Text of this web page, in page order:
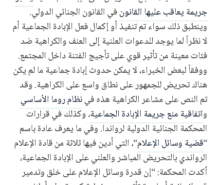
جريمة يعاقب عليها القانونفي القانون الجنائي الدولي.
وينطبق ذلك سواء تم تنفيذ أو إكمال فعل الإبادة الجماعية أم
لا نظراً لما يوجد للدعوات العلنية إلى العنف والكراهية ضد
فئات معينة من تأثير قوي على تأجيج الفتنة داخل المجتمع.
ووفقاً لبعض الخبراء، لا يمكن حدوث إبادة جماعية ما لم يكن
هناك تحريض للجمهور على نطاق واسع على الكراهية. وقد
تم النص على مشاعر الكراهية هذه فينظام روما الأساسي
واتفاقية منع جريمة الإبادة الجماعية، وكذلك في قرارات
المحكمة الجنائية الدولية لرواندا. وفي ما يعرف عادة باسم
“قضية وسائل الإعلام“، التي أدين فيها ثلاثة من قادة الإعلام
الرواندي بالتحريض المباشر والعلني على الإبادة الجماعية،
أكدت المحكمة: “إن قدرة وسائل الإعلام على خلق وتدمير